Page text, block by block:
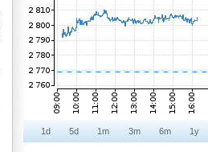
1d 5d 1m 3m 6m 1y